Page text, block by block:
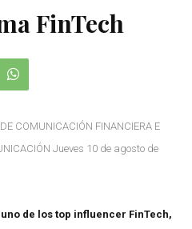
FinTech
COMUNICACIÓN FINANCIERA E
Jueves 10 de agosto de
de los top influencer FinTech,